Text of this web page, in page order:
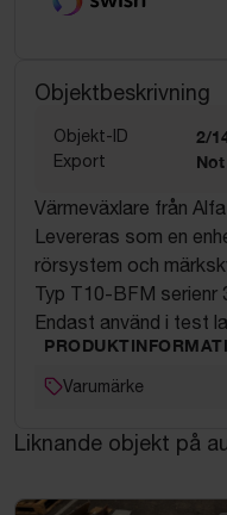
Objektbeskrivning
Objekt-ID 2/
Export
Värmeväxlare från
Levereras som en
rörsystem och
Typ T10-BFM serienr
Endast använd i test
Varumärke
Liknande objekt på